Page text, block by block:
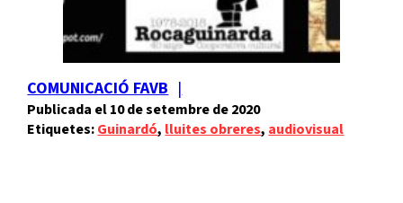
COMUNICACIÓ FAVB
10 de setembre de 2020
Etiquetes:Guinardó, lluites obreres, audiovisual